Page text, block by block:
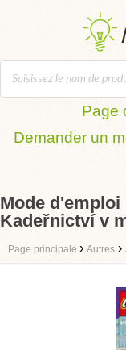
Page
Demander un
Mode d'emploi
Kadeřnictví v
Page principale › Autres ›